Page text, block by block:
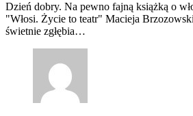
Dzień dobry. Na pewno fajną książką o
"Włosi. Życie to teatr" Macieja
świetnie zgłębia…